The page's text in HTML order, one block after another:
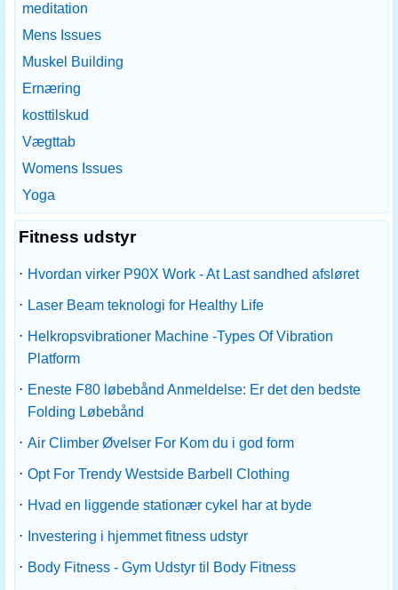
meditation
Mens Issues
Muskel Building
Ernæring
kosttilskud
Vægttab
Womens Issues
Yoga
Fitness udstyr
· Hvordan virker P90X Work - At Last sandhed afsløret
· Laser Beam teknologi for Healthy Life
· Helkropsvibrationer Machine -Types Of Vibration
Platform
· Eneste F80 løbebånd Anmeldelse: Er det den bedste
Folding Løbebånd
· Air Climber Øvelser For Kom du i god form
· Opt For Trendy Westside Barbell Clothing
· Hvad en liggende stationær cykel har at byde
·
Investering i hjemmet fitness udstyr
· Body Fitness - Gym Udstyr til Body Fitness